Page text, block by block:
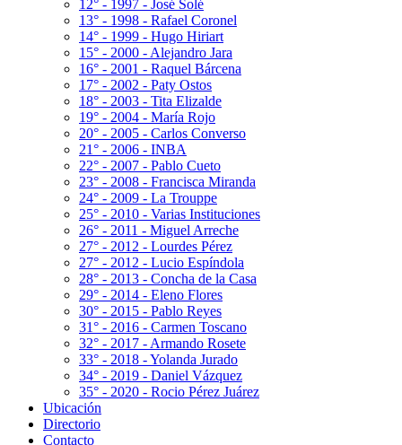
12° - 1997 - José Solé
13° - 1998 - Rafael Coronel
14° - 1999 - Hugo Hiriart
15° - 2000 - Alejandro Jara
16° - 2001 - Raquel Bárcena
17° - 2002 - Paty Ostos
18° - 2003 - Tita Elizalde
19° - 2004 - María Rojo
20° - 2005 - Carlos Converso
21° - 2006 - INBA
22° - 2007 - Pablo Cueto
23° - 2008 - Francisca Miranda
24° - 2009 - La Trouppe
25° - 2010 - Varias Instituciones
26° - 2011 - Miguel Arreche
27° - 2012 - Lourdes Pérez
27° - 2012 - Lucio Espíndola
28° - 2013 - Concha de la Casa
29° - 2014 - Eleno Flores
30° - 2015 - Pablo Reyes
31° - 2016 - Carmen Toscano
32° - 2017 - Armando Rosete
33° - 2018 - Yolanda Jurado
34° - 2019 - Daniel Vázquez
35° - 2020 - Rocio Pérez Juárez
Ubicación
Directorio
Contacto